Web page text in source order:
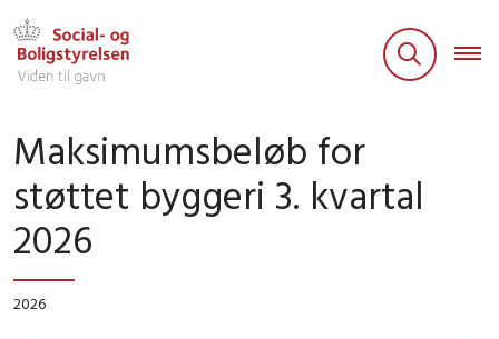
Maksimumsbeløb for
støttet byggeri 3. kvartal
2026
2026